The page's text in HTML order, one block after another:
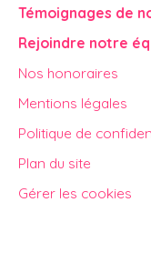
Témoignages de
Rejoindre notre
Nos honoraires
Mentions légales
Politique de
Plan du site
Gérer les cookies